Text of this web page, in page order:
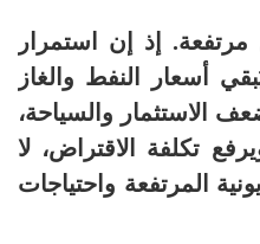
مرتفعة. إذ إن استمرار
أسعار النفط والغاز
الاستثمار والسياحة،
تكلفة الاقتراض، لا
المرتفعة واحتياجات